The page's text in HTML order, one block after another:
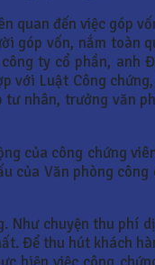
đến việc góp
vốn, nắm toàn
ty cổ phần,
Luật Công
nhân, trưởng văn
của công chứng
của Văn phòng
Như chuyện thu phí
Để thu hút khách